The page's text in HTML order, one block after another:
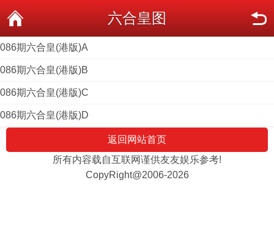
六合皇图
086期六合皇(港版)A
086期六合皇(港版)B
086期六合皇(港版)C
086期六合皇(港版)D
返回网站首页
所有内容载自互联网谨供友友娱乐参考!
CopyRight@2006-2026